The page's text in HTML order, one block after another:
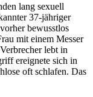
lang sexuell
37-jähriger
bewusstlos
mit einem Messer
lebt in
ereignete sich in
oft schlafen. Das